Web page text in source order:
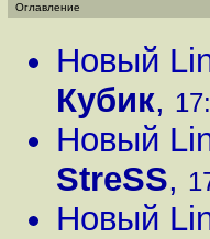
Оглавление
Новый
Кубик,
Новый
StreSS,
Новый